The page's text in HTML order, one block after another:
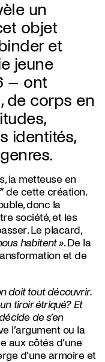
un
objet
et
jeune
– ont
de corps en
identités,
la metteuse en
de cette création.
donc la
société, et les
Le placard,
habitent ». De la
et de
doit tout découvrir.
tiroir étriqué? Et
de s’en
l’argument ou la
aux côtés d’une
d’une armoire et